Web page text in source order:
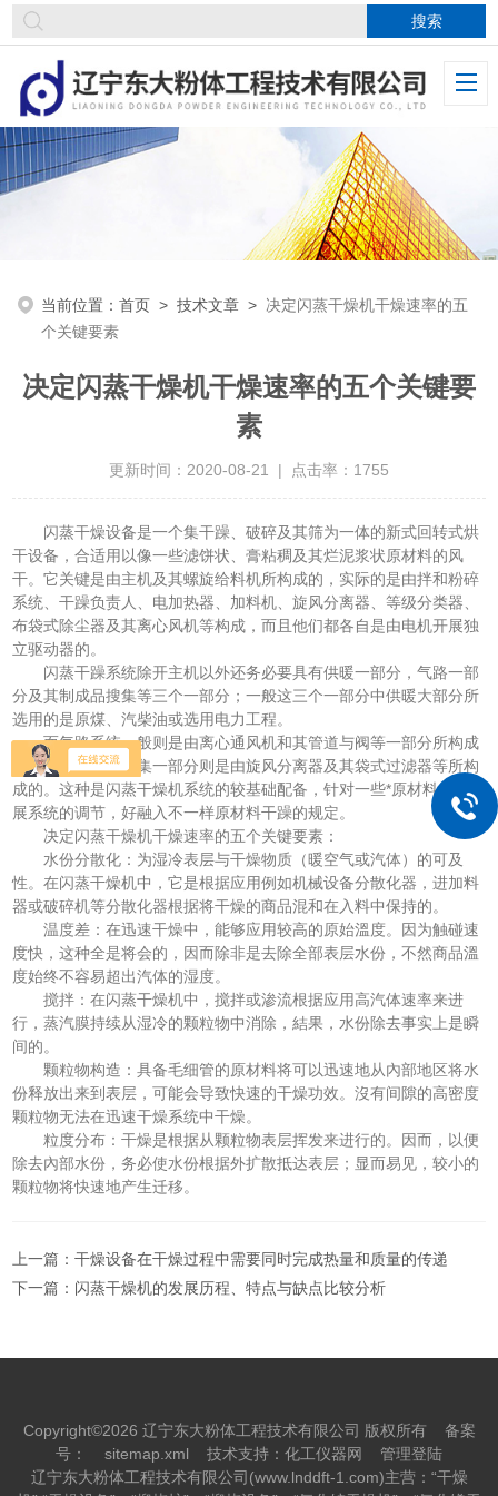
当前位置：首页 >技术文章 > 决定闪蒸干燥机干燥速率的五
个关键要素
决定闪蒸干燥机干燥速率的五个关键要
素
更新时间：2020-08-21 | 点击率：1755
闪蒸干燥设备是一个集干躁、破碎及其筛为一体的新式回转式烘
干设备，合适用以像一些滤饼状、膏粘稠及其烂泥浆状原材料的风
干。它关键是由主机及其螺旋给料机所构成的，实际的是由拌和粉碎
系统、干躁负责人、电加热器、加料机、旋风分离器、等级分类器、
布袋式除尘器及其离心风机等构成，而且他们都各自是由电机开展独
立驱动器的。
闪蒸干躁系统除开主机以外还务必要具有供暖一部分，气路一部
分及其制成品搜集等三个一部分；一般这三个一部分中供暖大部分所
选用的是原煤、汽柴油或选用电力工程。
而气路系统一般则是由离心通风机和其管道与阀等一部分所构成
的；其制成品的搜集一部分则是由旋风分离器及其袋式过滤器等所构
成的。这种是闪蒸干燥机系统的较基础配备，针对一些*原材料也要开
展系统的调节，好融入不一样原材料干躁的规定。
决定闪蒸干燥机干燥速率的五个关键要素：
水份分散化：为湿冷表层与干燥物质（暖空气或汽体）的可及
性。在闪蒸干燥机中，它是根据应用例如机械设备分散化器，进加料
器或破碎机等分散化器根据将干燥的商品混和在入料中保持的。
温度差：在迅速干燥中，能够应用较高的原始溫度。因为触碰速
度快，这种全是将会的，因而除非是去除全部表层水份，不然商品溫
度始终不容易超出汽体的湿度。
搅拌：在闪蒸干燥机中，搅拌或渗流根据应用高汽体速率来进
行，蒸汽膜持续从湿冷的颗粒物中消除，結果，水份除去事实上是瞬
间的。
颗粒物构造：具备毛细管的原材料将可以迅速地从內部地区将水
份释放出来到表层，可能会导致快速的干燥功效。沒有间隙的高密度
颗粒物无法在迅速干燥系统中干燥。
粒度分布：干燥是根据从颗粒物表层挥发来进行的。因而，以便
除去內部水份，务必使水份根据外扩散抵达表层；显而易见，较小的
颗粒物将快速地产生迁移。
上一篇：干燥设备在干燥过程中需要同时完成热量和质量的传递
下一篇： 闪蒸干燥机的发展历程、特点与缺点比较分析
Copyright©2026 辽宁东大粉体工程技术有限公司 版权所有 备案
号：
sitemap.xml 技术支持： 化工仪器网
管理登陆
辽宁东大粉体工程技术有限公司(www.lnddft-1.com)主营：“干燥